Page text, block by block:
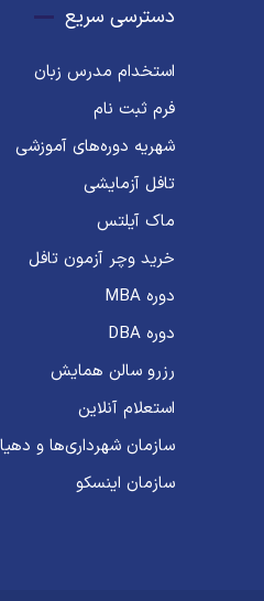
دسترسی سریع
استخدام مدرس زبان
فرم ثبت نام
شهریه دوره‌های آموزشی
تافل آزمایشی
ماک آیلتس
خرید وچر آزمون تافل
دوره MBA
دوره DBA
رزرو سالن همایش
استعلام آنلاین
سازمان شهرداری‌ها و
سازمان اینسکو